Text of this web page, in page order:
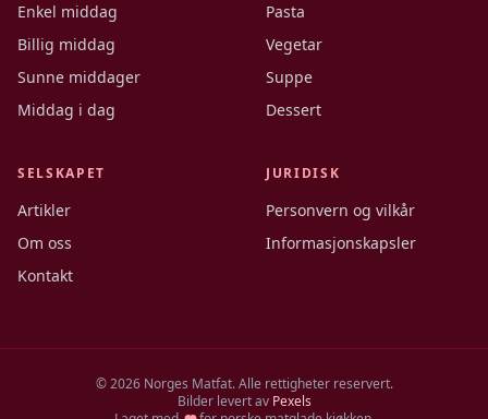
Enkel middag
Billig middag
Sunne middager
Middag i dag
Pasta
Vegetar
Suppe
Dessert
SELSKAPET
Artikler
Om oss
Kontakt
JURIDISK
Personvern og vilkår
Informasjonskapsler
©2026Norges Matfat. Alle rettigheter reservert.
Bilder levert av Pexels